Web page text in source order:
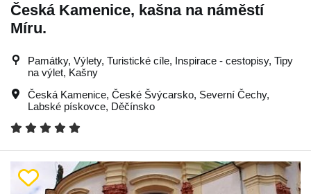
Česká Kamenice, kašna na náměstí
Míru.
Památky, Výlety, Turistické cíle, Inspirace - cestopisy, Tipy
na výlet, Kašny
Česká Kamenice, České Švýcarsko, Severní Čechy,
Labské pískovce, Děčínsko